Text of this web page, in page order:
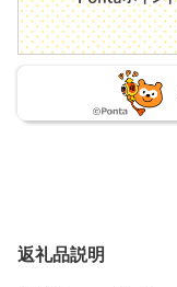
返礼品説明